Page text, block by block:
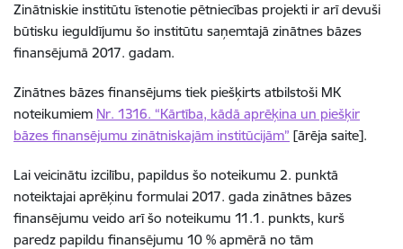
Zinātniskie institūtu īstenotie pētniecības projekti ir arī devuši
būtisku ieguldījumu šo institūtu saņemtajā zinātnes bāzes
finansējumā 2017. gadam.
Zinātnes bāzes finansējums tiek piešķirts atbilstoši MK
noteikumiem Nr. 1316. “Kārtība, kādā aprēķina un piešķir
bāzes finansējumu zinātniskajām institūcijām” [ārēja saite].
Lai veicinātu izcilību, papildus šo noteikumu 2. punktā
noteiktajai aprēķinu formulai 2017. gada zinātnes bāzes
finansējumu veido arī šo noteikumu 11.1. punkts, kurš
paredz papildu finansējumu 10 % apmērā no tām